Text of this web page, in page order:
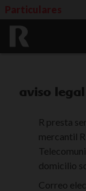
Particulares
aviso legal
R presta
mercantil
domicilio
Correo